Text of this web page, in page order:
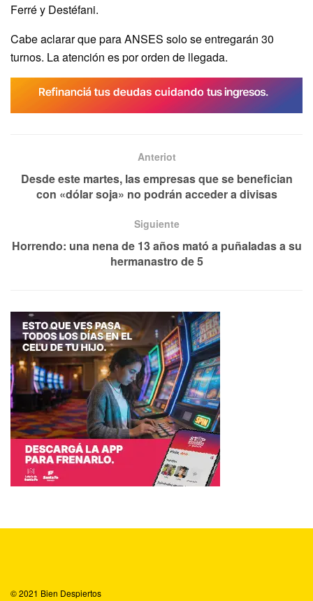
Ferré y Destéfani.
Cabe aclarar que para ANSES solo se entregarán 30
turnos. La atención es por orden de llegada.
Anteriot
Desde este martes, las empresas que se benefician
con «dólar soja» no podrán acceder a divisas
Siguiente
Horrendo: una nena de 13 años mató a puñaladas a su
hermanastro de 5
© 2021 Bien Despiertos